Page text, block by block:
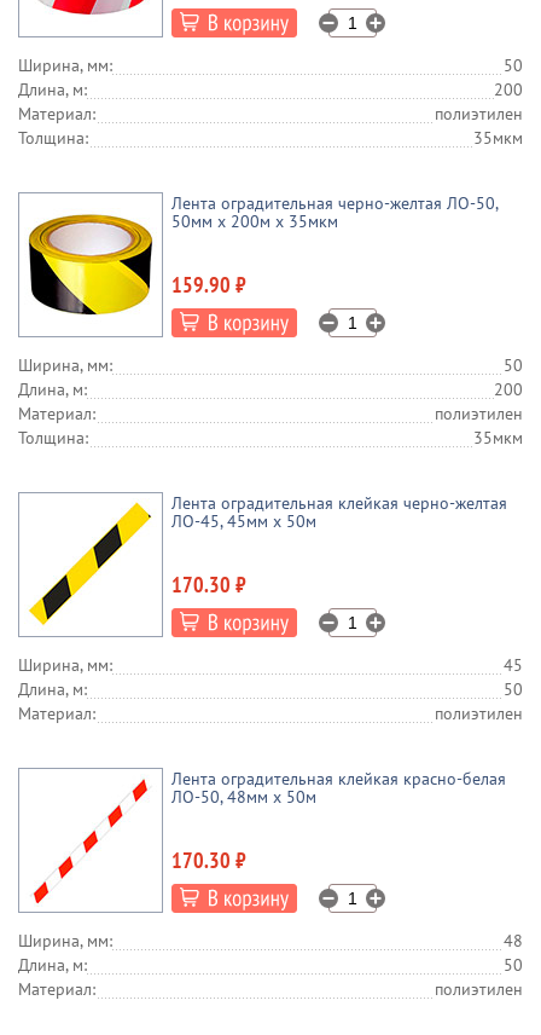
Ширина, мм:
50
Длина, м:
200
Материал:
полиэтилен
Толщина:
35мкм
Лента оградительная черно-желтая ЛО-50,
50мм x 200м х 35мкм
159.90 ₽
Ширина, мм:
50
Длина, м:
200
Материал:
полиэтилен
Толщина:
35мкм
Лента оградительная клейкая черно-желтая
ЛО-45, 45мм х 50м
170.30 ₽
Ширина, мм:
45
Длина, м:
50
Материал:
полиэтилен
Лента оградительная клейкая красно-белая
ЛО-50, 48мм х 50м
170.30 ₽
Ширина, мм:
48
Длина, м:
50
Материал:
полиэтилен